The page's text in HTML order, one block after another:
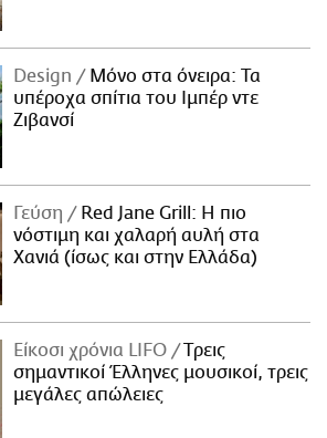
Design
Μόνο στα όνειρα: Τα
υπέροχα σπίτια του Ιμπέρ ντε
Ζιβανσί
Γεύση
Red Jane Grill: Η πιο
νόστιμη και χαλαρή αυλή στα
Χανιά (ίσως και στην Ελλάδα)
Είκοσι χρόνια LIFO
Tρεις
σημαντικοί Έλληνες μουσικοί, τρεις
μεγάλες απώλειες